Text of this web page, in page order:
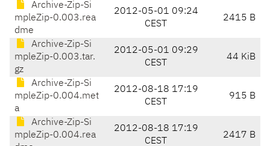
Archive-Zip-Si
mpleZip-0.003.rea
dme
2012-05-01 09:24
CEST
2415 B
Archive-Zip-Si
mpleZip-0.003.tar.
gz
2012-05-01 09:29
CEST
44 KiB
Archive-Zip-Si
mpleZip-0.004.met
a
2012-08-18 17:19
CEST
915 B
Archive-Zip-Si
mpleZip-0.004.rea
2012-08-18 17:19
CEST
2417 B